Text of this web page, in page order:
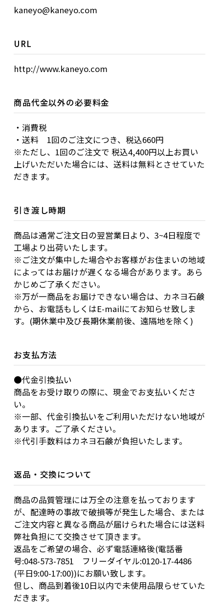
kaneyo@kaneyo.com
URL
http://www.kaneyo.com
商品代金以外の必要料金
・消費税
・送料 1回のご注文につき、税込660円
※ただし、1回のご注文で 税込4,400円以上お買い
上げいただいた場合には、送料は無料とさせていた
だきます。
引き渡し時期
商品は通常ご注文日の翌営業日より、3~4日程度で
工場より出荷いたします。
※ご注文が集中した場合やお客様がお住まいの地域
によってはお届けが遅くなる場合があります。あら
かじめご了承ください。
※万が一商品をお届けできない場合は、カネヨ石鹸
から、お電話もしくはE-mailにてお知らせ致しま
す。(期休業中及び長期休業前後、遠隔地を除く)
お支払方法
●代金引換払い
商品をお受け取りの際に、現金でお支払いくださ
い。
※一部、代金引換払いをご利用いただけない地域が
あります。ご了承ください。
※代引手数料はカネヨ石鹸が負担いたします。
返品・交換について
商品の品質管理には万全の注意を払っております
が、配達時の事故で破損等が発生した場合、または
ご注文内容と異なる商品が届けられた場合には送料
弊社負担にて交換させて頂きます。
返品をご希望の場合、必ず電話連絡後(電話番
号:048-573-7851 フリーダイヤル:0120-17-4486
(平日9:00-17:00))にお願い致します。
但し、商品到着後10日以内で未使用品限らせていた
だきます。